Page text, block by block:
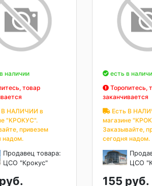
наличии
товар
В НАЛИЧИИ в
"КРОКУС".
привезем
надом.
Продавец товара:
ЦСО "Крокус"
есть в
Торопитесь,
заканчивается
Есть В
магазине
Заказывайте,
сегодня надом.
ЦСО
155 руб.